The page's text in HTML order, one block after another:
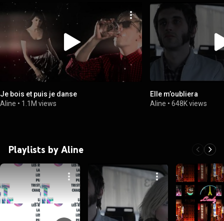
Je bois et puis je danse
Aline • 1.1M views
Elle m’oubliera
Aline •648K views
Playlists by Aline